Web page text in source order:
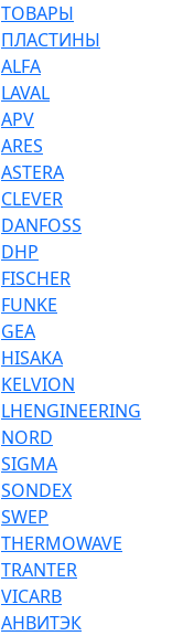
ТОВАРЫ
ПЛАСТИНЫ
ALFA
LAVAL
APV
ARES
ASTERA
CLEVER
DANFOSS
DHP
FISCHER
FUNKE
GEA
HISAKA
KELVION
LHENGINEERING
NORD
SIGMA
SONDEX
SWEP
THERMOWAVE
TRANTER
VICARB
АНВИТЭК